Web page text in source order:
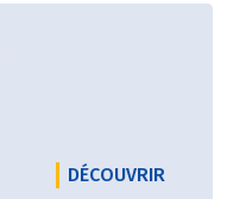
DÉCOUVRIR